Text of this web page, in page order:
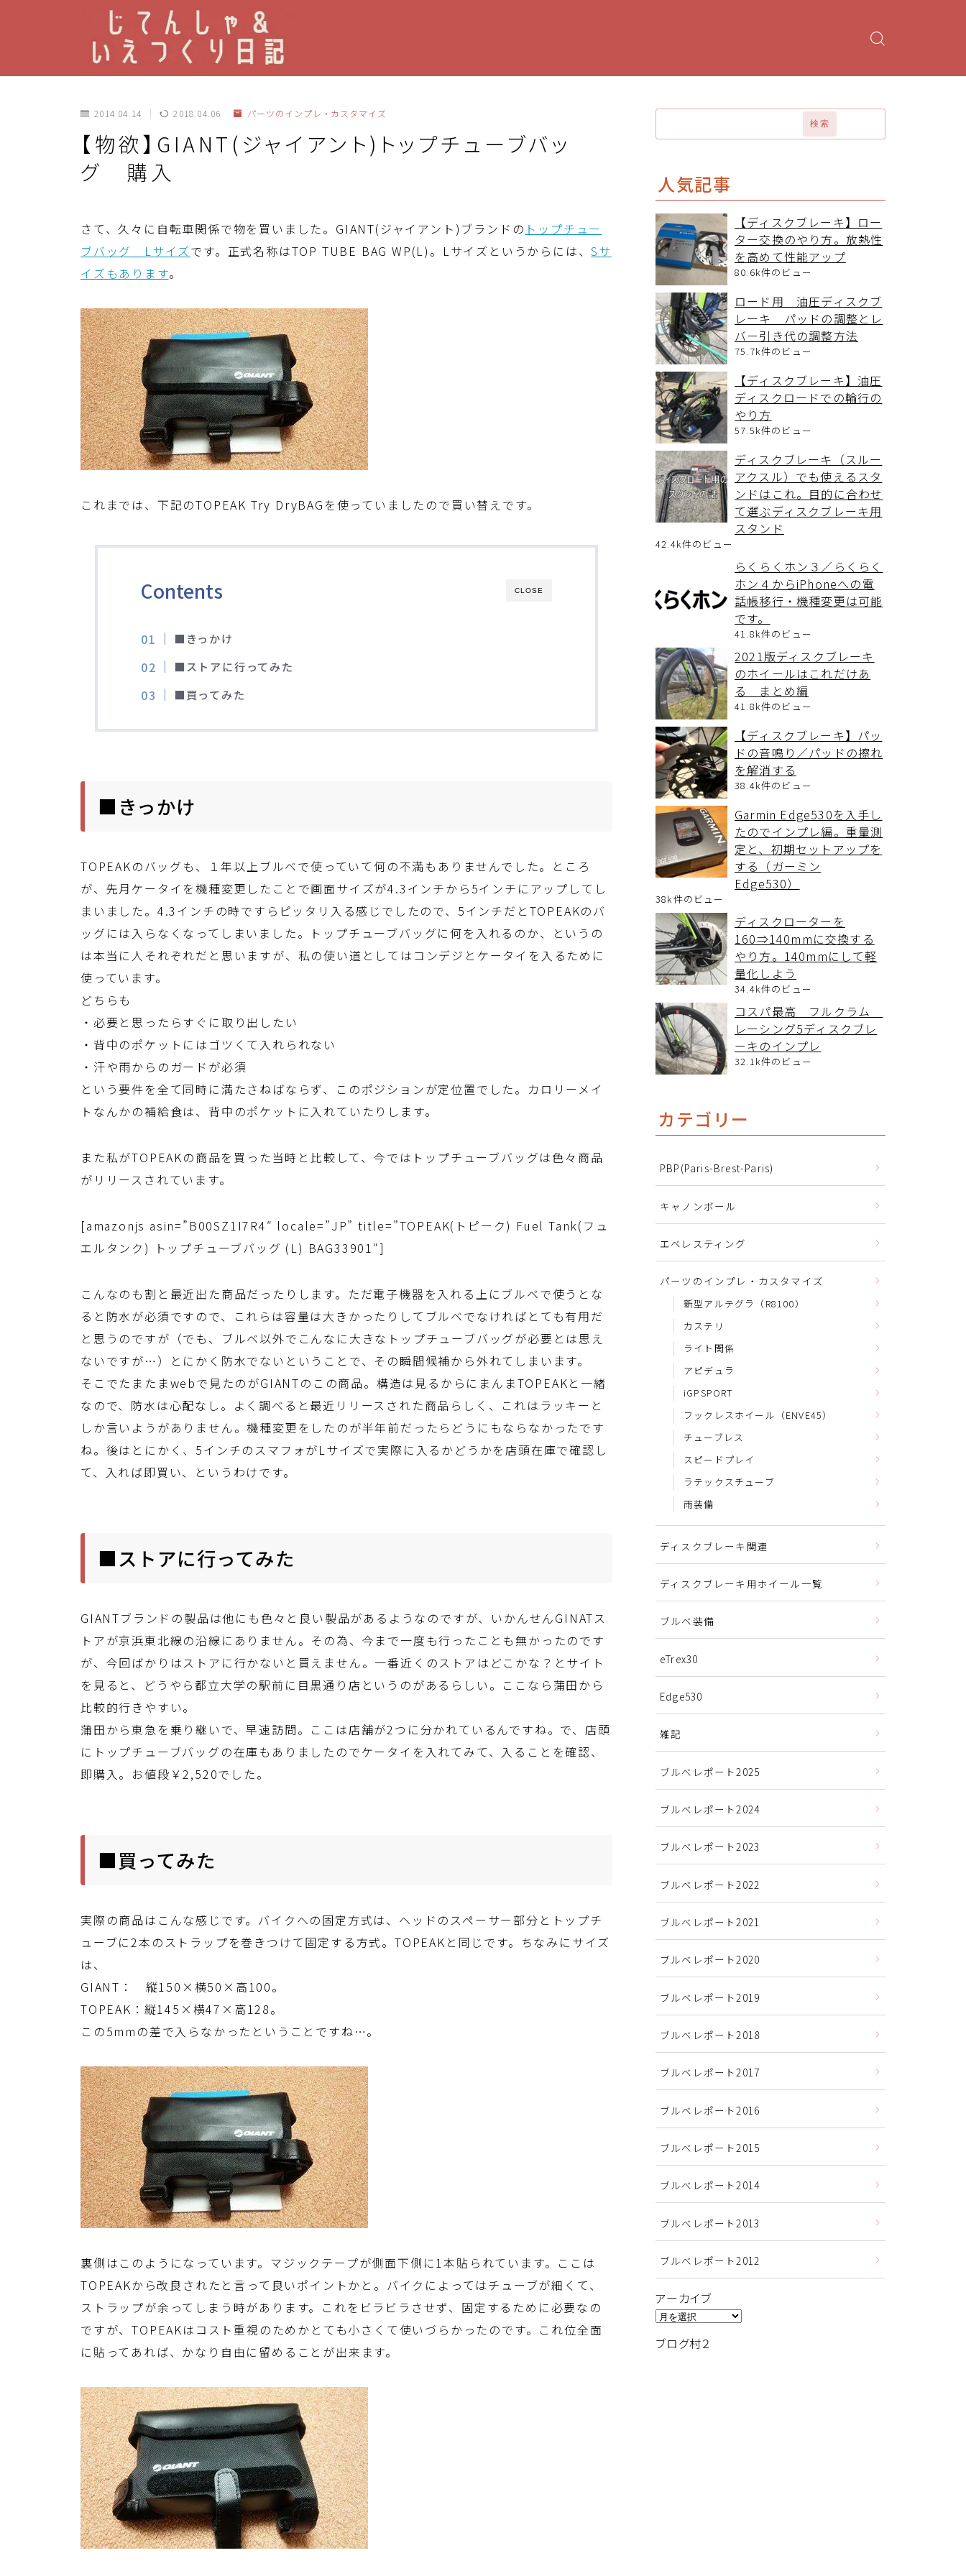
2014.04.14 2018.04.06 パーツのインプレ・カスタマイズ
【物欲】GIANT(ジャイアント)トップチューブバッ
グ 購入
さて、久々に自転車関係で物を買いました。GIANT(ジャイアント)ブランドの トップチュー
ブバッグ Lサイズです。正式名称はTOP TUBE BAG WP(L)。Lサイズというからには、Sサ
イズもあります。
これまでは、下記のTOPEAK Try DryBAGを使っていましたので買い替えです。
CLOSE
Contents
■きっかけ
■ストアに行ってみた
■買ってみた
■きっかけ
TOPEAKのバッグも、１年以上ブルベで使っていて何の不満もありませんでした。ところ
が、先月ケータイを機種変更したことで画面サイズが4.3インチから5インチにアップしてし
まいました。4.3インチの時ですらピッタリ入る感じでしたので、5インチだとTOPEAKのバ
ッグには入らなくなってしまいました。トップチューブバッグに何を入れるのか、というの
は本当に人それぞれだと思いますが、私の使い道としてはコンデジとケータイを入るために
使っています。
どちらも
・必要と思ったらすぐに取り出したい
・背中のポケットにはゴツくて入れられない
・汗や雨からのガードが必須
という要件を全て同時に満たさねばならず、このポジションが定位置でした。カロリーメイ
トなんかの補給食は、背中のポケットに入れていたりします。
また私がTOPEAKの商品を買った当時と比較して、今ではトップチューブバッグは色々商品
がリリースされています。
[amazonjs asin=”B00SZ1I7R4″ locale=”JP” title=”TOPEAK(トピーク) Fuel Tank(フュ
エルタンク) トップチューブバッグ (L) BAG33901″]
こんなのも割と最近出た商品だったりします。ただ電子機器を入れる上にブルベで使うとな
ると防水が必須ですので、これらは容量は大きかったりしてブルベでなければとても有用だ
と思うのですが（でも、ブルベ以外でこんなに大きなトップチューブバッグが必要とは思え
ないですが…）とにかく防水でないということで、その瞬間候補から外れてしまいます。
そこでたまたまwebで見たのがGIANTのこの商品。構造は見るからにまんまTOPEAKと一緒
なので、防水は心配なし。よく調べると最近リリースされた商品らしく、これはラッキーと
しか言いようがありません。機種変更をしたのが半年前だったらどうにもならなかったです
ね。後はとにかく、5インチのスマフォがLサイズで実際に入るかどうかを店頭在庫で確認し
て、入れば即買い、というわけです。
■ストアに行ってみた
GIANTブランドの製品は他にも色々と良い製品があるようなのですが、いかんせんGINATス
トアが京浜東北線の沿線にありません。その為、今まで一度も行ったことも無かったのです
が、今回ばかりはストアに行かないと買えません。一番近くのストアはどこかな？とサイト
を見ると、どうやら都立大学の駅前に目黒通り店というのがあるらしい。ここなら蒲田から
比較的行きやすい。
蒲田から東急を乗り継いで、早速訪問。ここは店舗が2つに分かれているんですね。で、店頭
にトップチューブバッグの在庫もありましたのでケータイを入れてみて、入ることを確認、
即購入。お値段￥2,520でした。
■買ってみた
実際の商品はこんな感じです。バイクへの固定方式は、ヘッドのスペーサー部分とトップチ
ューブに2本のストラップを巻きつけて固定する方式。TOPEAKと同じです。ちなみにサイズ
は、
GIANT： 縦150×横50×高100。
TOPEAK：縦145×横47×高128。
この5mmの差で入らなかったということですね…。
裏側はこのようになっています。マジックテープが側面下側に1本貼られています。ここは
TOPEAKから改良されたと言って良いポイントかと。バイクによってはチューブが細くて、
ストラップが余ってしまう時があります。これをビラビラさせず、固定するために必要なの
ですが、TOPEAKはコスト重視のためかとても小さくて使いづらかったのです。これ位全面
に貼ってあれば、かなり自由に留めることが出来ます。
検索
人気記事
【ディスクブレーキ】ロー
ター交換のやり方。放熱性
を高めて性能アップ
80.6k件のビュー
ロード用 油圧ディスクブ
レーキ パッドの調整とレ
バー引き代の調整方法
75.7k件のビュー
【ディスクブレーキ】油圧
ディスクロードでの輪行の
やり方
57.5k件のビュー
ディスクブレーキ（スルー
アクスル）でも使えるスタ
ンドはこれ。目的に合わせ
て選ぶディスクブレーキ用
スタンド
42.4k件のビュー
らくらくホン３／らくらく
ホン４からiPhoneへの電
話帳移行・機種変更は可能
です。
41.8k件のビュー
2021版ディスクブレーキ
のホイールはこれだけあ
る まとめ編
41.8k件のビュー
【ディスクブレーキ】パッ
ドの音鳴り／パッドの擦れ
を解消する
38.4k件のビュー
Garmin Edge530を入手し
たのでインプレ編。重量測
定と、初期セットアップを
する（ガーミン
Edge530）
38k件のビュー
ディスクローターを
160⇒140mmに交換する
やり方。140mmにして軽
量化しよう
34.4k件のビュー
コスパ最高 フルクラム
レーシング5ディスクブレ
ーキのインプレ
32.1k件のビュー
カテゴリー
PBP(Paris-Brest-Paris)
キャノンボール
エベレスティング
パーツのインプレ・カスタマイズ
新型アルテグラ（R8100）
カステリ
ライト関係
アピデュラ
iGPSPORT
フックレスホイール（ENVE45）
チューブレス
スピードプレイ
ラテックスチューブ
雨装備
ディスクブレーキ関連
ディスクブレーキ用ホイール一覧
ブルベ装備
eTrex30
Edge530
雑記
ブルべレポート2025
ブルべレポート2024
ブルべレポート2023
ブルベレポート2022
ブルべレポート2021
ブルベレポート2020
ブルベレポート2019
ブルベレポート2018
ブルベレポート2017
ブルベレポート2016
ブルべレポート2015
ブルべレポート2014
ブルべレポート2013
ブルべレポート2012
アーカイブ
ア
カ
ブログ村２